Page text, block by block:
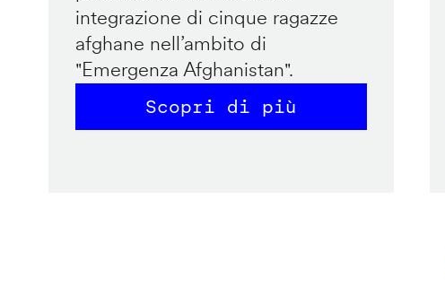
integrazione di cinque ragazze
afghane nell’ambito di
"Emergenza Afghanistan".
Scopri di più